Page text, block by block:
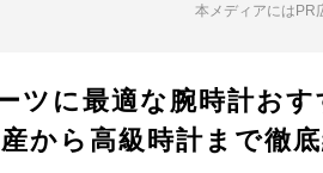
本メディアにはPR
ツに最適な腕時計おす
から高級時計まで徹